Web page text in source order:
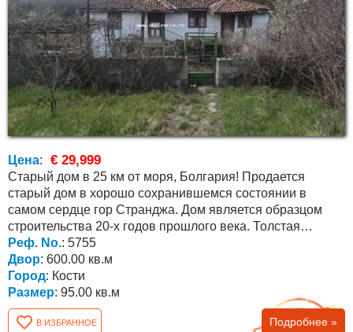
Цена: € 29,999
Старый дом в 25 км от моря, Болгария! Продается
старый дом в хорошо сохранившемся состоянии в
самом сердце гор Странджа. Дом является образцом
строительства 20-х годов прошлого века. Толстая
каменная...
Реф. No.: 5755
Двор: 600.00 кв.м
Город: Кости
Размер: 95.00 кв.м
В ИЗБРАННОЕ Подробнее »